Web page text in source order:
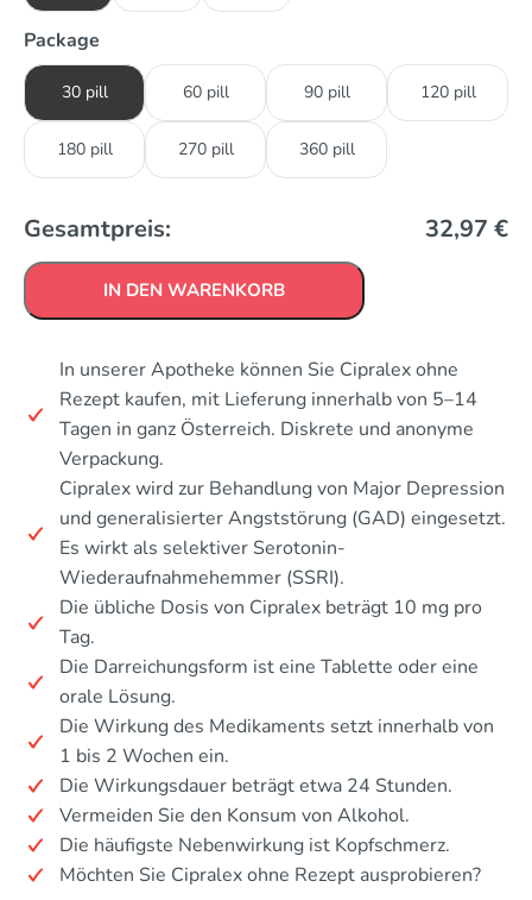
Package
30 pill 60 pill 90 pill 120 pill
180 pill 270 pill 360 pill
Gesamtpreis: 32,97 €
IN DEN WARENKORB
In unserer Apotheke können Sie Cipralex ohne
Rezept kaufen, mit Lieferung innerhalb von 5–14
Tagen in ganz Österreich. Diskrete und anonyme
Verpackung.
Cipralex wird zur Behandlung von Major Depression
und generalisierter Angststörung (GAD) eingesetzt.
Es wirkt als selektiver Serotonin-
Wiederaufnahmehemmer (SSRI).
Die übliche Dosis von Cipralex beträgt 10 mg pro
Tag.
Die Darreichungsform ist eine Tablette oder eine
orale Lösung.
Die Wirkung des Medikaments setzt innerhalb von
1 bis 2 Wochen ein.
Die Wirkungsdauer beträgt etwa 24 Stunden.
Vermeiden Sie den Konsum von Alkohol.
Die häufigste Nebenwirkung ist Kopfschmerz.
Möchten Sie Cipralex ohne Rezept ausprobieren?